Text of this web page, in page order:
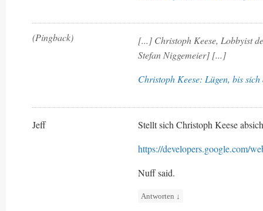
(Pingback)
[...] Christoph Keese, Lobbyist
Stefan Niggemeier] [...]
Christoph Keese: Lügen, bis
Jeff
Stellt sich Christoph Keese
https://developers.google.com/
Nuff said.
Antworten ↓